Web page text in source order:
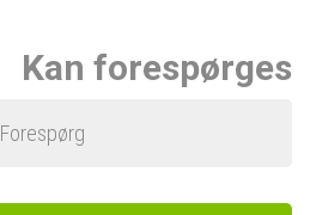
Kan forespørges
Forespørg